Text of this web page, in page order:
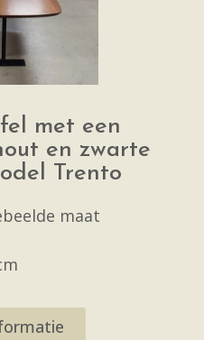
met een
en zwarte
Trento
maat